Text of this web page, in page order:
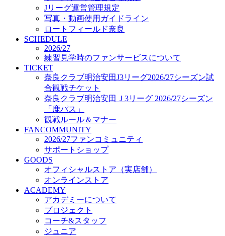
オンラインストア
ACADEMY
アカデミーについて
プロジェクト
コーチ&スタッフ
ジュニア
ジュニアユース
ユース
練習拠点（ナラディーア）
SCHOOL
2026/27 パートナー企業
パートナー募集
クラブ理念
クラブ情報
サステナビリティ
Web制作支援
応援プロジェクト
Jリーグ運営管理規定
写真・動画使用ガイドライン
ロートフィールド奈良
SCHEDULE
2026/27
練習見学時のファンサービスについて
TICKET
奈良クラブ明治安田J3リーグ2026/27シーズン試
合観戦チケット
奈良クラブ明治安田Ｊ3リーグ 2026/27シーズン
「鹿パス」
観戦ルール＆マナー
FANCOMMUNITY
2026/27ファンコミュニティ
サポートショップ
GOODS
オフィシャルストア（実店舗）
オンラインストア
ACADEMY
アカデミーについて
プロジェクト
コーチ&スタッフ
ジュニア